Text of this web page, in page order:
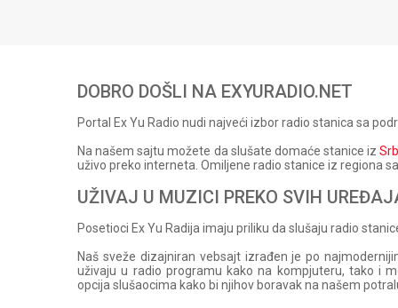
DOBRO DOŠLI NA EXYURADIO.NET
Portal Ex Yu Radio nudi najveći izbor radio stanica sa
Na našem sajtu možete da slušate domaće stanice iz
uživo preko interneta. Omiljene radio stanice iz regiona
UŽIVAJ U MUZICI PREKO SVIH
Posetioci Ex Yu Radija imaju priliku da slušaju radio
Naš sveže dizajniran vebsajt izrađen je po
uživaju u radio programu kako na kompjuteru, tako i
opcija slušaocima kako bi njihov boravak na našem